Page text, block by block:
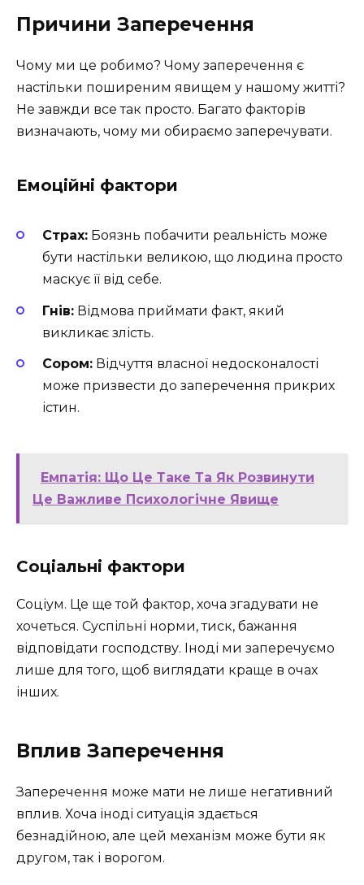
Причини Заперечення
Чому ми це робимо? Чому заперечення є
настільки поширеним явищем у нашому житті?
Не завжди все так просто. Багато факторів
визначають, чому ми обираємо заперечувати.
Емоційні фактори
Страх: Боязнь побачити реальність може
бути настільки великою, що людина просто
маскує її від себе.
Гнів: Відмова приймати факт, який
викликає злість.
Сором: Відчуття власної недосконалості
може призвести до заперечення прикрих
істин.
Емпатія: Що Це Таке Та Як Розвинути
Це Важливе Психологічне Явище
Соціальні фактори
Соціум. Це ще той фактор, хоча згадувати не
хочеться. Суспільні норми, тиск, бажання
відповідати господству. Іноді ми заперечуємо
лише для того, щоб виглядати краще в очах
інших.
Вплив Заперечення
Заперечення може мати не лише негативний
вплив. Хоча іноді ситуація здається
безнадійною, але цей механізм може бути як
другом, так і ворогом.